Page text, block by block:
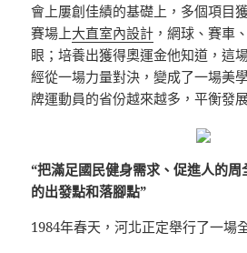
會上屢創佳績的基礎上，多個項目
賽場上大直室內設計 ，網球、賽車
眼；培養出獲得奧運金他知道，這
經從一場力量對決，變成了一場美
牌運動員的省份越來越多，平衡發
“把滿足國民健身需求、促進人的
的出發點和落腳點”
1984年春天，河北正定舉行了一場